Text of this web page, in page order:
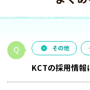
その他
KCTの採用情報